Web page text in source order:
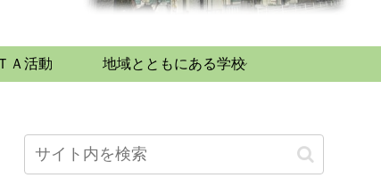
Ａ活動 地域とともにある学校